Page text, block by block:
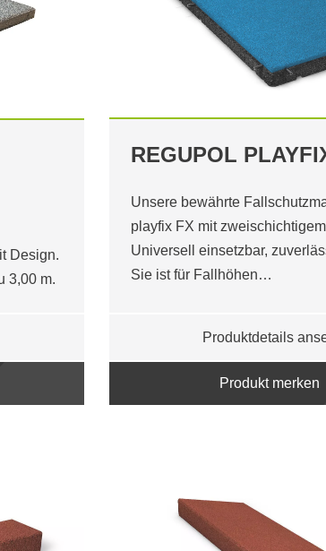
Design.
3,00 m.
REGUPOL
Unsere bewährte
playfix FX mit
Universell einsetzbar,
Sie ist für Fallhöhen…
Produktdetails
Produkt merken